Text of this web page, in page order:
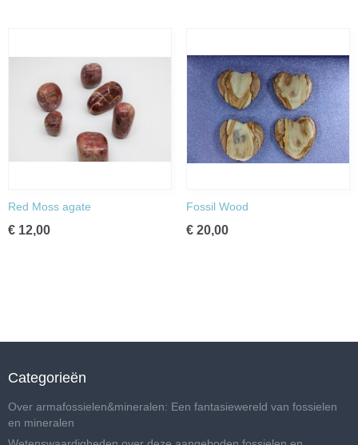
Red Moss agate
€ 12,00
Fossil Wood
€ 20,00
Categorieën
Over armafossielen&mineralen: Een fantasiewereld van fossielen
en mineralen